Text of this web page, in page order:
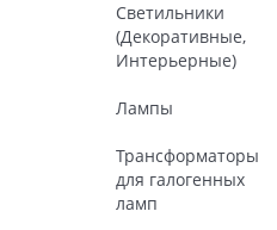
Светильники
(Декоративные,
Интерьерные)
Лампы
Трансформаторы
для галогенных
ламп